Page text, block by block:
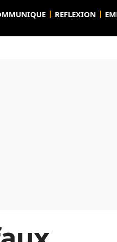
REFLEXION